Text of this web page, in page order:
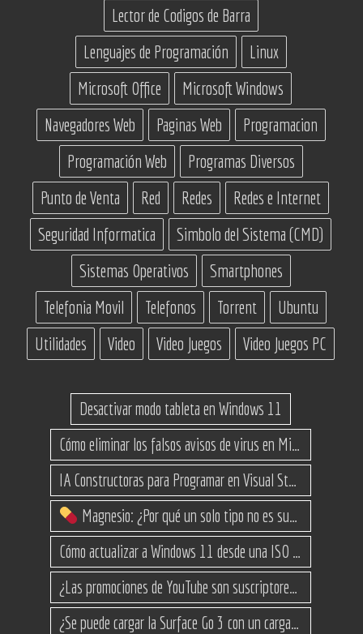
Lector de Codigos de Barra
Lenguajes de Programación
Linux
Microsoft Office
Microsoft Windows
Navegadores Web
Paginas Web
Programacion
Programación Web
Programas Diversos
Punto de Venta
Red Redes
Redes e Internet
Seguridad Informatica
Simbolo del Sistema (CMD)
Sistemas Operativos
Smartphones
Telefonia Movil
Telefonos Torrent
Ubuntu
Utilidades
Video Video Juegos Video Juegos PC
Desactivar modo tableta en Windows 11
Magnesio: ¿Por qué un solo tipo no es suficiente? (Guía de variantes)